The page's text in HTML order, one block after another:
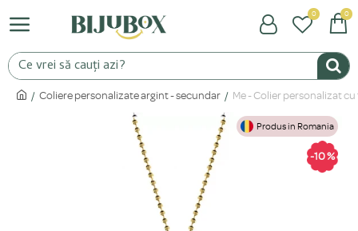
0 0
Coliere personalizate argint - secundar Me - Colier personalizat
Produs in Romania
-10 %